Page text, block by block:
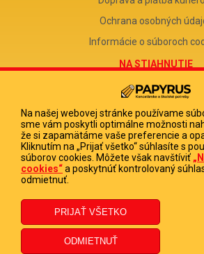
Ochrana osobných
Informácie o súboroch
NA STIAHNUTIE
Reklamačný formulár
Odstúpenie od zmluvy
Poučenie o odstúpení od
FIRMA
PAPYRUS POPRAD,
DIČ 2020513880
IČ DPH SK2020513880
Na našej webovej stránke používame
sme vám poskytli optimálne možnosti
že si zapamätáme vaše preferencie a
Kliknutím na „Prijať všetko“ súhlasíte s
súborov cookies. Môžete však navštíviť
cookies“a poskytnúť kontrolovaný
odmietnuť.